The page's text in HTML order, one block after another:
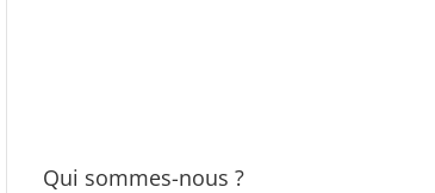
Qui sommes-nous ?